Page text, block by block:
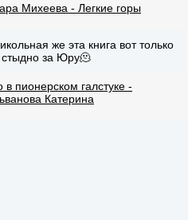
Михеева - Легкие горы
же эта книга вот только
стыдно за Юру🫠
в пионерском галстуке -
Катерина